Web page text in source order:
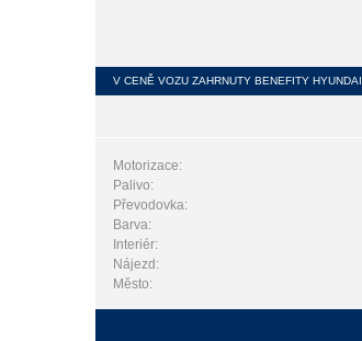
V CENĚ VOZU ZAHRNUTY BENEFITY HYUNDAI
Motorizace:
Palivo:
Převodovka:
Barva:
Interiér:
Nájezd:
Město: